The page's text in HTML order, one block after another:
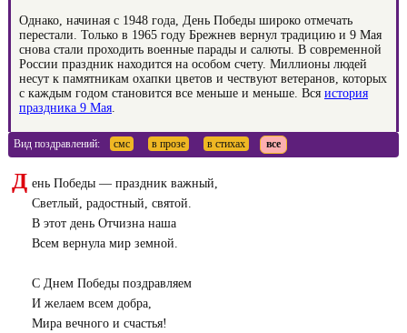
Однако, начиная с 1948 года, День Победы широко отмечать
перестали. Только в 1965 году Брежнев вернул традицию и 9 Мая
снова стали проходить военные парады и салюты. В современной
России праздник находится на особом счету. Миллионы людей
несут к памятникам охапки цветов и чествуют ветеранов, которых
с каждым годом становится все меньше и меньше. Вся история
праздника 9 Мая.
Вид поздравлений: смс в прозе в стихах все
Д ень Победы — праздник важный,
Светлый, радостный, святой.
В этот день Отчизна наша
Всем вернула мир земной.
С Днем Победы поздравляем
И желаем всем добра,
Мира вечного и счастья!